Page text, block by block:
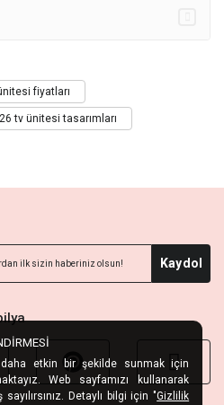
fiyatları
tv ünitesi tasarımları
Kaydol
etkin bir şekilde sunmak için
Web sayfamızı kullanarak
Detaylı bilgi için "Gizlilik